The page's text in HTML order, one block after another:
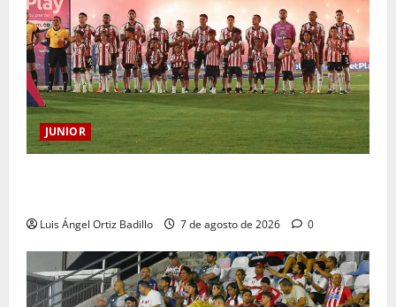
JUNIOR
Luis Ángel Ortiz Badillo 7 de agosto de 2026 0